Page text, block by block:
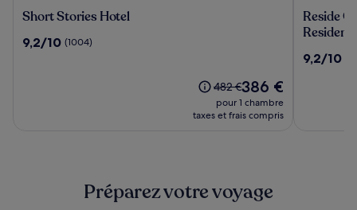
Short
Hotel
Short Stories Hotel
9.2
9,2/10 (1004)
Le
prix
était
d’informations
sur
482 €Le
nouveau
prix
386 €
pour 1 chambre
taxes et frais compris
Reside
Angeles,
Reside
9.2
9,2/10
Préparez votre voyage